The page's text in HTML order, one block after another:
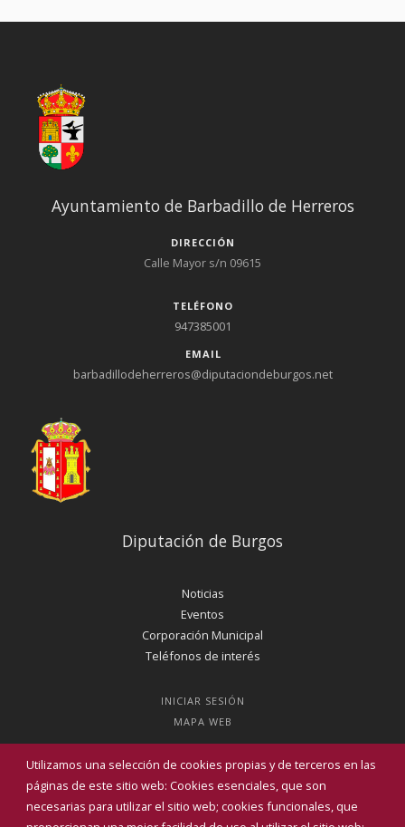
Utilizamos una selección de cookies propias y de terceros en las
páginas de este sitio web: Cookies esenciales, que son
necesarias para utilizar el sitio web; cookies funcionales, que
Ayuntamiento de Barbadillo de Herreros
DIRECCIÓN
Calle Mayor s/n 09615
TELÉFONO
947385001
EMAIL
barbadillodeherreros@diputaciondeburgos.net
Diputación de Burgos
Noticias
Eventos
Corporación Municipal
Teléfonos de interés
INICIAR SESIÓN
MAPA WEB